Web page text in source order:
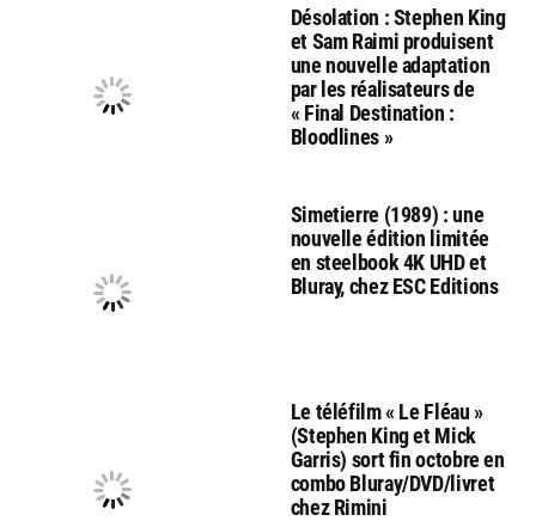
Désolation : Stephen King
et Sam Raimi produisent
une nouvelle adaptation
par les réalisateurs de
« Final Destination :
Bloodlines »
Simetierre (1989) : une
nouvelle édition limitée
en steelbook 4K UHD et
Bluray, chez ESC Editions
Le téléfilm « Le Fléau »
(Stephen King et Mick
Garris) sort fin octobre en
combo Bluray/DVD/livret
chez Rimini